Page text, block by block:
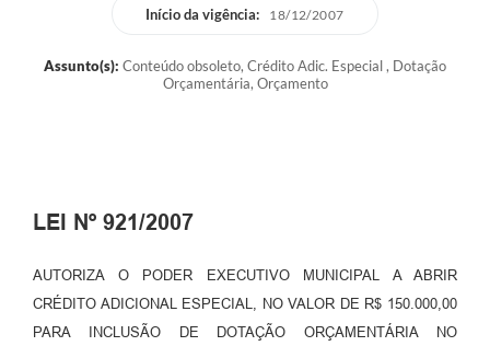
Início da vigência: 18/12/2007
Assunto(s): Conteúdo obsoleto, Crédito Adic. Especial , Dotação
Orçamentária, Orçamento
LEI Nº 921/2007
AUTORIZA O PODER EXECUTIVO MUNICIPAL A ABRIR
CRÉDITO ADICIONAL ESPECIAL, NO VALOR DE R$ 150.000,00
PARA INCLUSÃO DE DOTAÇÃO ORÇAMENTÁRIA NO